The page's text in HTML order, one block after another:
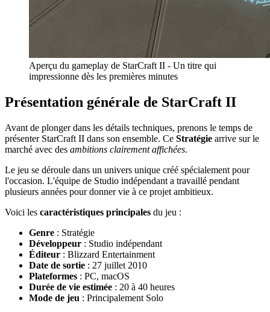
Aperçu du gameplay de StarCraft II - Un titre qui
impressionne dès les premières minutes
Présentation générale de StarCraft II
Avant de plonger dans les détails techniques, prenons le temps de
présenter StarCraft II dans son ensemble. Ce Stratégie arrive sur le
marché avec des ambitions clairement affichées.
Le jeu se déroule dans un univers unique créé spécialement pour
l'occasion. L'équipe de Studio indépendant a travaillé pendant
plusieurs années pour donner vie à ce projet ambitieux.
Voici les caractéristiques principales du jeu :
Genre : Stratégie
Développeur : Studio indépendant
Éditeur : Blizzard Entertainment
Date de sortie : 27 juillet 2010
Plateformes : PC, macOS
Durée de vie estimée : 20 à 40 heures
Mode de jeu : Principalement Solo